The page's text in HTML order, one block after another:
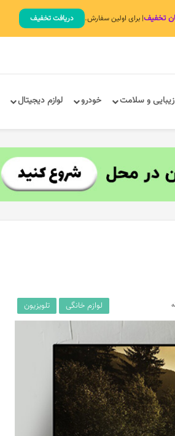
| برای اولین سفارش. دریافت تخفیف
زیبایی و سلامت خودرو لوازم دیجیتال
لوازم خانگی تلویزیون